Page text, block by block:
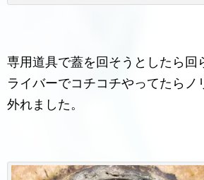
専用道具で蓋を回そうとしたら回
ライバーでコチコチやってたらノ
外れました。